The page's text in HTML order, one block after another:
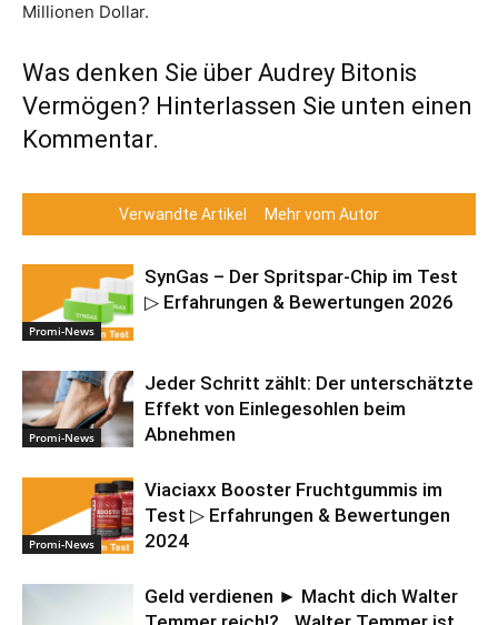
Millionen Dollar.
Was denken Sie über Audrey Bitonis
Vermögen? Hinterlassen Sie unten einen
Kommentar.
Verwandte Artikel Mehr vom Autor
Promi-News
SynGas – Der Spritspar-Chip im Test
▷ Erfahrungen & Bewertungen 2026
Promi-News
Jeder Schritt zählt: Der unterschätzte
Effekt von Einlegesohlen beim
Abnehmen
Promi-News
Viaciaxx Booster Fruchtgummis im
Test ▷ Erfahrungen & Bewertungen
2024
Geld verdienen ► Macht dich Walter